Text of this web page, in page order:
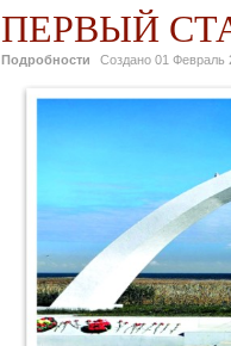
ПЕРВЫЙ
Подробности Создано 01 Февраль